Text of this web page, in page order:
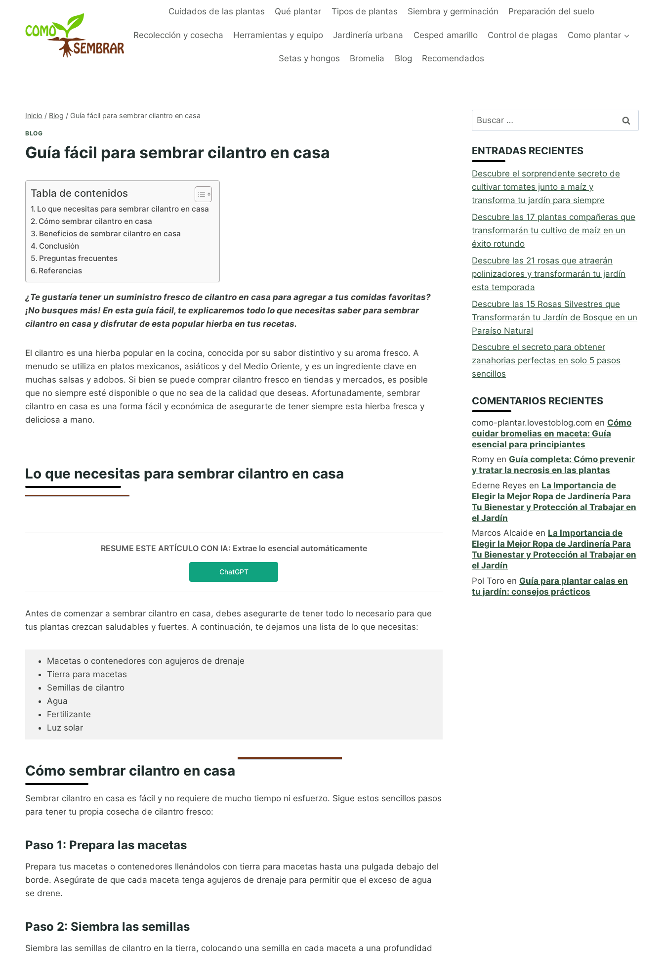
contenido
Cuidados de las plantas Qué plantar Tipos de plantas Siembra y germinación Preparación del suelo
Recolección y cosecha Herramientas y equipo Jardinería urbana Cesped amarillo Control de plagas Como plantar
Setas y hongos Bromelia Blog Recomendados
Inicio / Blog / Guía fácil para sembrar cilantro en casa
BLOG
Guía fácil para sembrar cilantro en casa
Tabla de contenidos
Lo que necesitas para sembrar cilantro en casa
Cómo sembrar cilantro en casa
Beneficios de sembrar cilantro en casa
Conclusión
Preguntas frecuentes
Referencias
¿Te gustaría tener un suministro fresco de cilantro en casa para agregar a tus comidas favoritas?
¡No busques más! En esta guía fácil, te explicaremos todo lo que necesitas saber para sembrar
cilantro en casa y disfrutar de esta popular hierba en tus recetas.
El cilantro es una hierba popular en la cocina, conocida por su sabor distintivo y su aroma fresco. A
menudo se utiliza en platos mexicanos, asiáticos y del Medio Oriente, y es un ingrediente clave en
muchas salsas y adobos. Si bien se puede comprar cilantro fresco en tiendas y mercados, es posible
que no siempre esté disponible o que no sea de la calidad que deseas. Afortunadamente, sembrar
cilantro en casa es una forma fácil y económica de asegurarte de tener siempre esta hierba fresca y
deliciosa a mano.
Lo que necesitas para sembrar cilantro en casa
RESUME ESTE ARTÍCULO CON IA: Extrae lo esencial automáticamente
ChatGPT
Antes de comenzar a sembrar cilantro en casa, debes asegurarte de tener todo lo necesario para que
tus plantas crezcan saludables y fuertes. A continuación, te dejamos una lista de lo que necesitas:
Macetas o contenedores con agujeros de drenaje
Tierra para macetas
Semillas de cilantro
Agua
Fertilizante
Luz solar
Cómo sembrar cilantro en casa
Sembrar cilantro en casa es fácil y no requiere de mucho tiempo ni esfuerzo. Sigue estos sencillos pasos
para tener tu propia cosecha de cilantro fresco:
Paso 1: Prepara las macetas
Prepara tus macetas o contenedores llenándolos con tierra para macetas hasta una pulgada debajo del
borde. Asegúrate de que cada maceta tenga agujeros de drenaje para permitir que el exceso de agua
se drene.
Paso 2: Siembra las semillas
Siembra las semillas de cilantro en la tierra, colocando una semilla en cada maceta a una profundidad
Buscar:
ENTRADAS RECIENTES
Descubre el sorprendente secreto de
cultivar tomates junto a maíz y
transforma tu jardín para siempre
Descubre las 17 plantas compañeras que
transformarán tu cultivo de maíz en un
éxito rotundo
Descubre las 21 rosas que atraerán
polinizadores y transformarán tu jardín
esta temporada
Descubre las 15 Rosas Silvestres que
Transformarán tu Jardín de Bosque en un
Paraíso Natural
Descubre el secreto para obtener
zanahorias perfectas en solo 5 pasos
sencillos
COMENTARIOS RECIENTES
como-plantar.lovestoblog.com en Cómo
cuidar bromelias en maceta: Guía
esencial para principiantes
Romy en Guía completa: Cómo prevenir
y tratar la necrosis en las plantas
Ederne Reyes en La Importancia de
Elegir la Mejor Ropa de Jardinería Para
Tu Bienestar y Protección al Trabajar en
el Jardín
Marcos Alcaide en La Importancia de
Elegir la Mejor Ropa de Jardinería Para
Tu Bienestar y Protección al Trabajar en
el Jardín
Pol Toro en Guía para plantar calas en
tu jardín: consejos prácticos